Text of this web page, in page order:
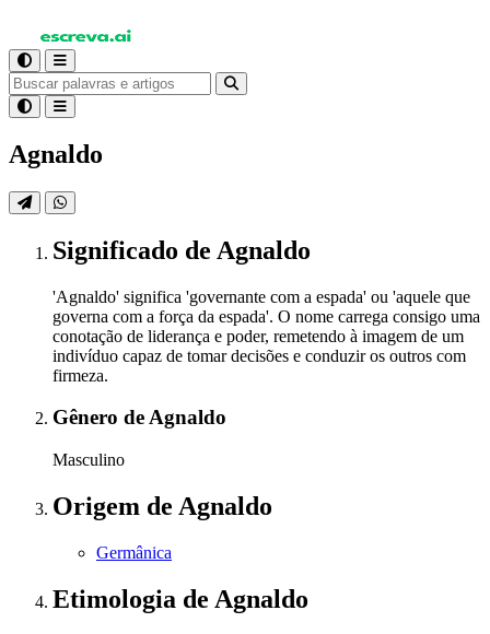
Agnaldo
Significado de Agnaldo
'Agnaldo' significa 'governante com a espada' ou 'aquele que
governa com a força da espada'. O nome carrega consigo uma
conotação de liderança e poder, remetendo à imagem de um
indivíduo capaz de tomar decisões e conduzir os outros com
firmeza.
Gênero de Agnaldo
Masculino
Origem de Agnaldo
Germânica
Etimologia de Agnaldo